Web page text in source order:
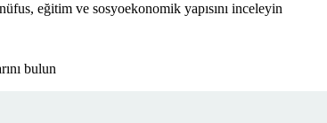
eğitim ve sosyoekonomik yapısını inceleyin
bulun